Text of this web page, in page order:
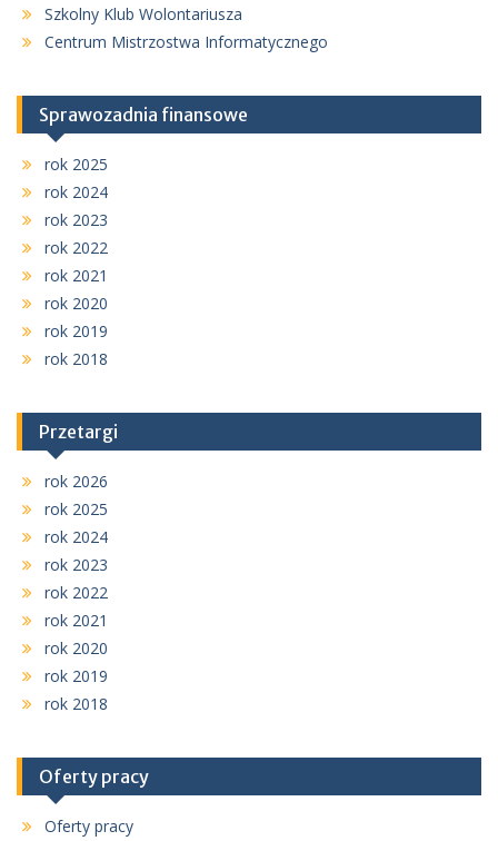
Szkolny Klub Wolontariusza
Centrum Mistrzostwa Informatycznego
Sprawozadnia finansowe
rok 2025
rok 2024
rok 2023
rok 2022
rok 2021
rok 2020
rok 2019
rok 2018
Przetargi
rok 2026
rok 2025
rok 2024
rok 2023
rok 2022
rok 2021
rok 2020
rok 2019
rok 2018
Oferty pracy
Oferty pracy